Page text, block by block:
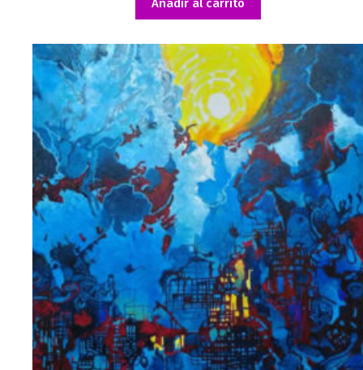
Añadir al carrito